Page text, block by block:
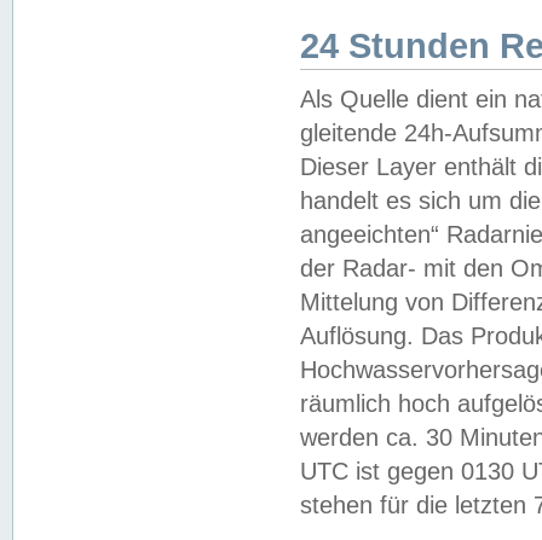
24 Stunden
Als Quelle dient ein
gleitende 24h-
Dieser Layer enthält
handelt es sich um
angeeichten“
der Radar- mit den
Mittelung von
Auflösung. Das
räumlich hoch
werden ca. 30
UTC ist gegen 0130
stehen für die letzten